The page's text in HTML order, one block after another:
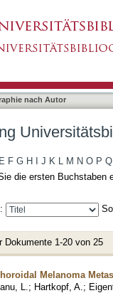
nach Autor
E F G H J K L M N O P Q
die ersten Buchstaben
Dokumente 1-20 von 25
Melanoma
L. ; Hartkopf, A. ;